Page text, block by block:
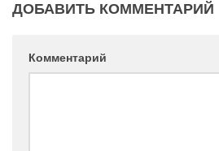
ДОБАВИТЬ КОММЕНТАРИЙ
Комментарий